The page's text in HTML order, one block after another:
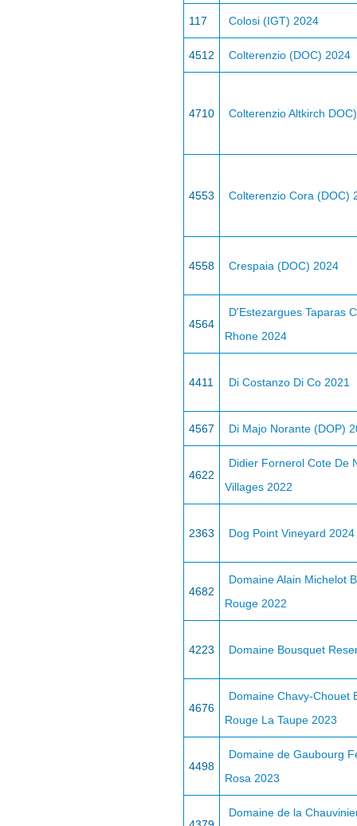
117 Colosi (IGT) 2024
4512 Colterenzio (DOC) 2024
4710 Colterenzio Altkirch
4553 Colterenzio Cora (DOC)
4558 Crespaia (DOC) 2024
4564
D'Estezargues Taparas
Rhone 2024
4411 Di Costanzo Di Co 2021
4567 Di Majo Norante (DOP)
4622
Didier Fornerol Cote De
Villages 2022
2363 Dog Point Vineyard 2024
4682
Domaine Alain Michelot
Rouge 2022
4223 Domaine Bousquet
4676
Domaine Chavy-Chouet
Rouge La Taupe 2023
4498
Domaine de Gaubourg
Rosa 2023
Domaine de la